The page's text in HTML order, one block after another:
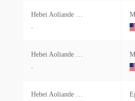
Hebei Aoliande Chemical Equipment C
-
Hebei Aoliande Chemical Equipment C South Yingbin
-
Hebei Aoliande Chemical Equipment Co Ltdno. Room 211, 706 Xinghua North Street Jizhou District, Hengshui China China